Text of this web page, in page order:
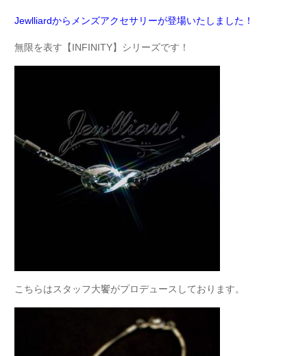
Jewlliardからメンズアクセサリーが登場いたしました！
無限を表す【INFINITY】シリーズです！
こちらはスタッフ大饗がプロデュースしております。